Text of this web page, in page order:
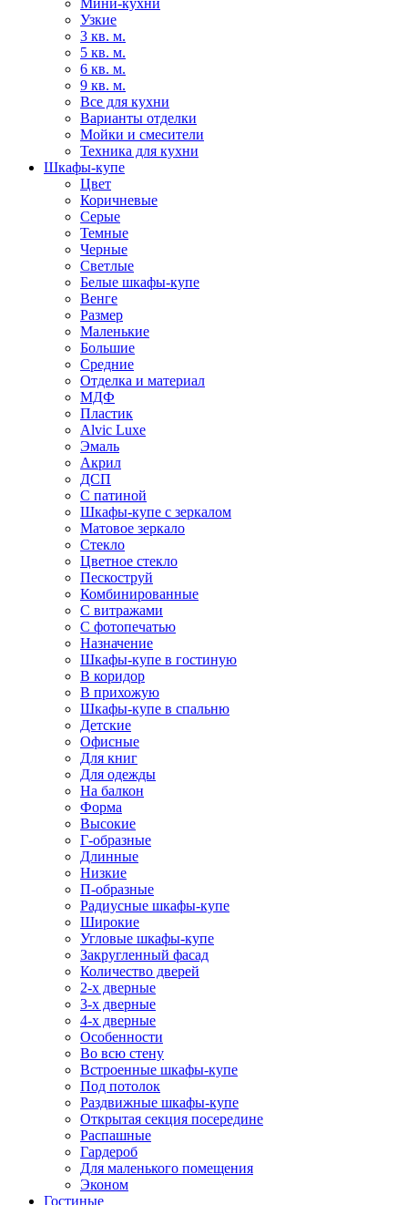
Мини-кухни
Узкие
3 кв. м.
5 кв. м.
6 кв. м.
9 кв. м.
Все для кухни
Варианты отделки
Мойки и смесители
Техника для кухни
Шкафы-купе
Цвет
Коричневые
Серые
Темные
Черные
Светлые
Белые шкафы-купе
Венге
Размер
Маленькие
Большие
Средние
Отделка и материал
МДФ
Пластик
Alvic Luxe
Эмаль
Акрил
ДСП
С патиной
Шкафы-купе с зеркалом
Матовое зеркало
Стекло
Цветное стекло
Пескоструй
Комбинированные
С витражами
С фотопечатью
Назначение
Шкафы-купе в гостиную
В коридор
В прихожую
Шкафы-купе в спальню
Детские
Офисные
Для книг
Для одежды
На балкон
Форма
Высокие
Г-образные
Длинные
Низкие
П-образные
Радиусные шкафы-купе
Широкие
Угловые шкафы-купе
Закругленный фасад
Количество дверей
2-х дверные
3-х дверные
4-х дверные
Особенности
Во всю стену
Встроенные шкафы-купе
Под потолок
Раздвижные шкафы-купе
Открытая секция посередине
Распашные
Гардероб
Для маленького помещения
Эконом
Гостиные